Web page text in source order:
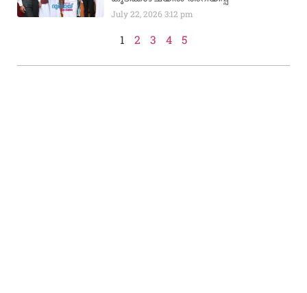
July 22, 20263:12 pm
1 2 3 4 5